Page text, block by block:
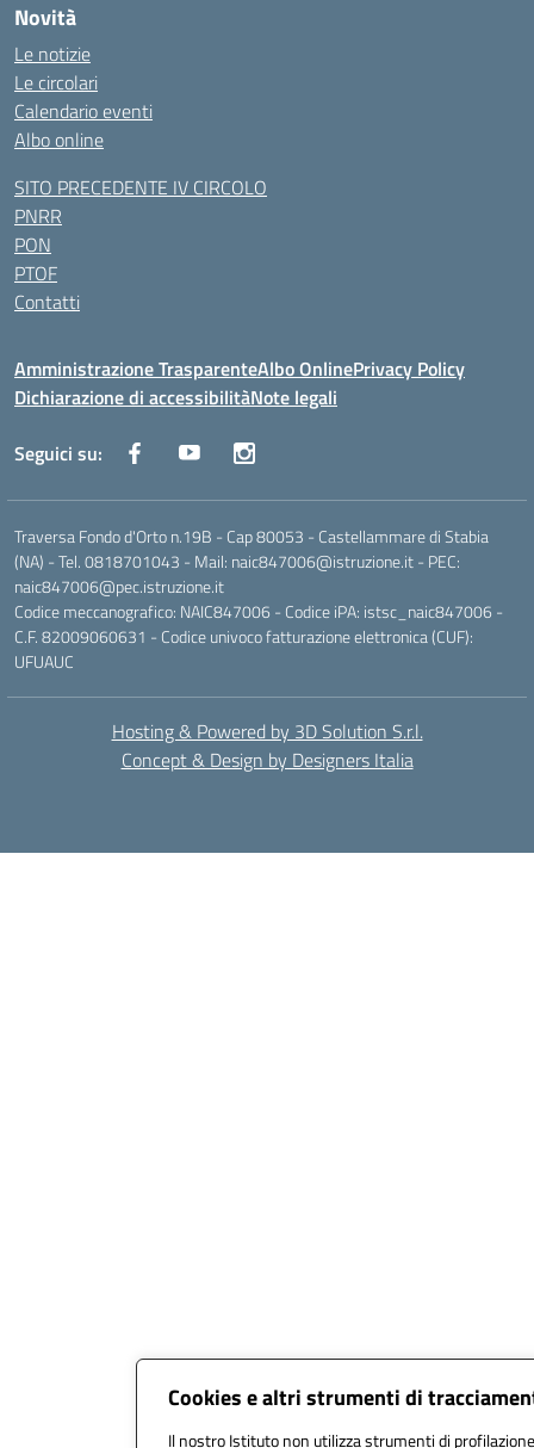
Cookies e altri strumenti di
Il nostro Istituto non utilizza strumenti di
Novità
Le notizie
Le circolari
Calendario eventi
Albo online
SITO PRECEDENTE IV CIRCOLO
PNRR
PON
PTOF
Contatti
Amministrazione TrasparenteAlbo OnlinePrivacy Policy
Dichiarazione di accessibilitàNote legali
Seguici su:
Traversa Fondo d'Orto n.19B - Cap 80053 - Castellammare di Stabia
(NA) - Tel. 0818701043 - Mail: naic847006@istruzione.it - PEC:
naic847006@pec.istruzione.it
Codice meccanografico: NAIC847006 - Codice iPA: istsc_naic847006 -
C.F. 82009060631 - Codice univoco fatturazione elettronica (CUF):
UFUAUC
Hosting & Powered by 3D Solution S.r.l.
Concept & Design by Designers Italia